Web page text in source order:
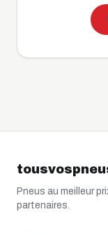
Pneus au meilleur
partenaires.